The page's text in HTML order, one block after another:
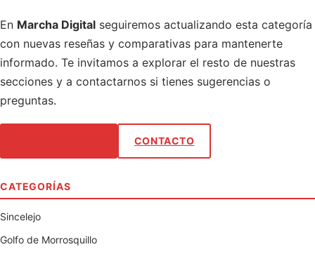
En Marcha Digital seguiremos actualizando esta categoría
con nuevas reseñas y comparativas para mantenerte
informado. Te invitamos a explorar el resto de nuestras
secciones y a contactarnos si tienes sugerencias o
preguntas.
CONTACTO
CATEGORÍAS
Sincelejo
Golfo de Morrosquillo